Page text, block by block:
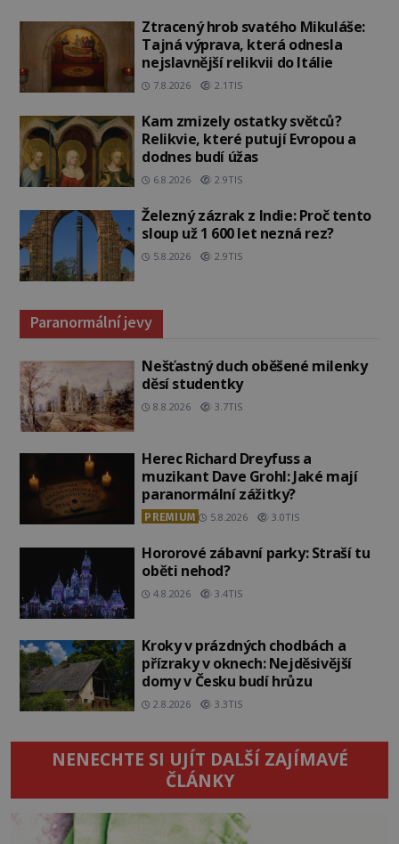
Ztracený hrob svatého Mikuláše:
Tajná výprava, která odnesla
nejslavnější relikvii do Itálie
7.8.2026 2.1TIS
Kam zmizely ostatky světců?
Relikvie, které putují Evropou a
dodnes budí úžas
6.8.2026 2.9TIS
Železný zázrak z Indie: Proč tento
sloup už 1 600 let nezná rez?
5.8.2026 2.9TIS
Paranormální jevy
Nešťastný duch oběšené milenky
děsí studentky
8.8.2026 3.7TIS
Herec Richard Dreyfuss a
muzikant Dave Grohl: Jaké mají
paranormální zážitky?
PREMIUM 5.8.2026 3.0TIS
Hororové zábavní parky: Straší tu
oběti nehod?
4.8.2026 3.4TIS
Kroky v prázdných chodbách a
přízraky v oknech: Nejděsivější
domy v Česku budí hrůzu
2.8.2026 3.3TIS
NENECHTE SI UJÍT DALŠÍ ZAJÍMAVÉ
ČLÁNKY